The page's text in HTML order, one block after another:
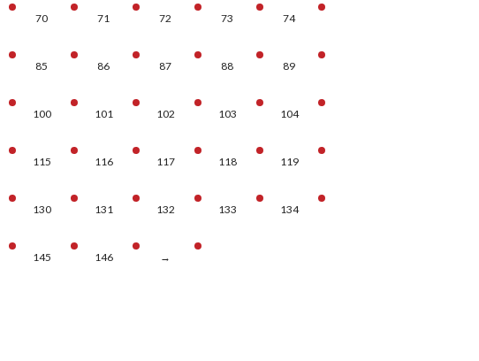
70 71 72 73 74
85 86 87 88 89
100 101 102 103 104
115 116 117 118 119
130 131 132 133 134
145 146 →